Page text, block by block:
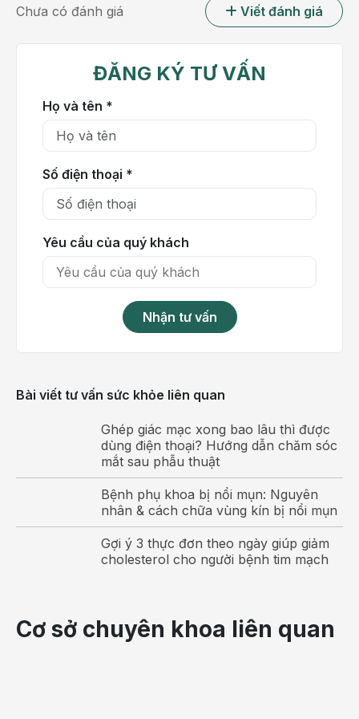
Các vấn đề về thị lực, bao gồm các giai đoạn mất thị
Đau bụng, đặc biệt là ở vùng bụng trên bên phải
tiền sản giật
Thai phụ bị sản giật có thể có các triệu chứng giống như
những biểu hiện đã nêu ở trên, hoặc thậm chí có thể
không xuất hiện triệu chứng trước khi bắt đầu sản giật.
Sau đây là các triệu chứng phổ biến của sản giật:
Đăng ký thai sản trọn gói để được khám thai và nhận
sự đồng hành cùng các bác sĩ - chuyên gia Sản
Chưa có đánh giá Viết đánh giá
ĐĂNG KÝ TƯ VẤN
Họ và tên *
Số điện thoại *
Yêu cầu của quý khách
Nhận tư vấn
Bài viết tư vấn sức khỏe liên quan
Ghép giác mạc xong bao lâu thì được
dùng điện thoại? Hướng dẫn chăm sóc
mắt sau phẫu thuật
Bệnh phụ khoa bị nổi mụn: Nguyên
nhân & cách chữa vùng kín bị nổi mụn
Gợi ý 3 thực đơn theo ngày giúp giảm
cholesterol cho người bệnh tim mạch
Cơ sở chuyên khoa liên quan